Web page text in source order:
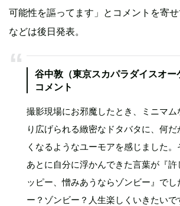
可能性を謳ってます」とコメントを寄
などは後日発表。
谷中敦（東京スカパラダイスオー
コメント
撮影現場にお邪魔したとき、ミニマ
り広げられる緻密なドタバタに、何だ
くなるようなユーモアを感じました
あとに自分に浮かんできた言葉が『許
ッピー、憎みあうならゾンビー』で
ー？ゾンビー？人生楽しくいきたいで